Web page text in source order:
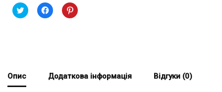
Натисніть,
щоби
Натисніть
щоб
Натисніть,
щоби
Опис
Додаткова інформація Відгуки (0)